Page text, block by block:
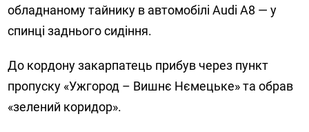
обладнаному тайнику в автомобілі Audi A8 — у
спинці заднього сидіння.
До кордону закарпатець прибув через пункт
пропуску «Ужгород – Вишнє Нємецьке» та обрав
«зелений коридор».